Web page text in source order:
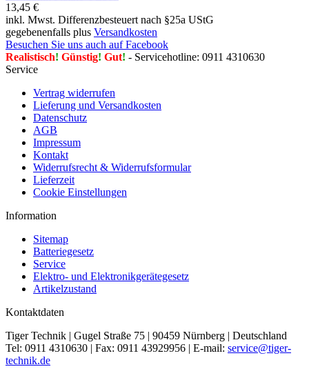
13,45 €
inkl. Mwst. Differenzbesteuert nach §25a UStG
gegebenenfalls plus Versandkosten
Besuchen Sie uns auch auf Facebook
Realistisch! Günstig! Gut! - Servicehotline: 0911 4310630
Service
Vertrag widerrufen
Lieferung und Versandkosten
Datenschutz
AGB
Impressum
Kontakt
Widerrufsrecht & Widerrufsformular
Lieferzeit
Cookie Einstellungen
Information
Sitemap
Batteriegesetz
Service
Elektro- und Elektronikgerätegesetz
Artikelzustand
Kontaktdaten
Tiger Technik | Gugel Straße 75 | 90459 Nürnberg | Deutschland
Tel: 0911 4310630 | Fax: 0911 43929956 | E-mail: service@tiger-
technik.de